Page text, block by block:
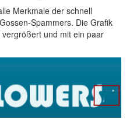
Merkmale der schnell
Spammers. Die Grafik
und mit ein paar